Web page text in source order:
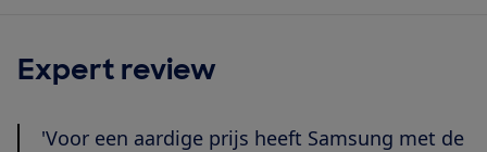
Expert review
'Voor een aardige prijs heeft Samsung met de